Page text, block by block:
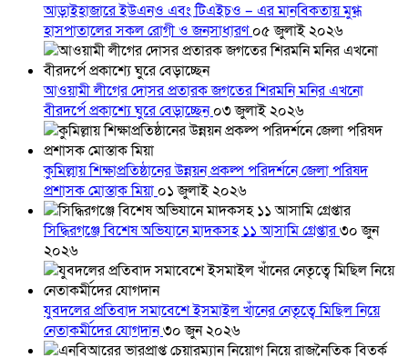
আড়াইহাজারে ইউএনও এবং টিএইচও – এর মানবিকতায় মুগ্ধ
হাসপাতালের সকল রোগী ও জনসাধারণ০৫ জুলাই ২০২৬
আওয়ামী লীগের দোসর প্রতারক জগতের শিরমনি মনির এখনো
বীরদর্পে প্রকাশ্যে ঘুরে বেড়াচ্ছেন০৩ জুলাই ২০২৬
কুমিল্লায় শিক্ষাপ্রতিষ্ঠানের উন্নয়ন প্রকল্প পরিদর্শনে জেলা পরিষদ
প্রশাসক মোস্তাক মিয়া ০১ জুলাই ২০২৬
সিদ্ধিরগঞ্জে বিশেষ অভিযানে মাদকসহ ১১ আসামি গ্রেপ্তার৩০ জুন
২০২৬
যুবদলের প্রতিবাদ সমাবেশে ইসমাইল খাঁনের নেতৃত্বে মিছিল নিয়ে
নেতাকর্মীদের যোগদান৩০ জুন ২০২৬